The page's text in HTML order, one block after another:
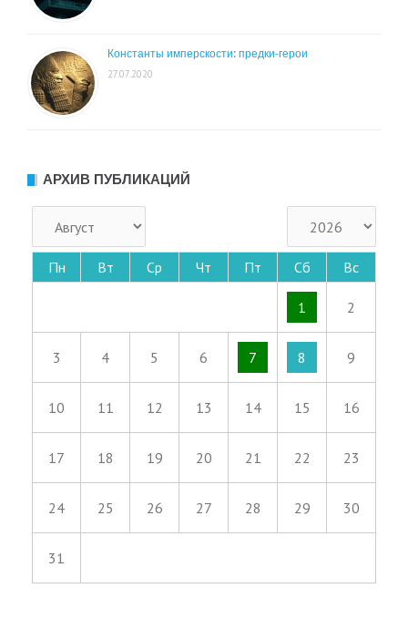
Константы имперскости: предки-герои
27.07.2020
АРХИВ ПУБЛИКАЦИЙ
Пн Вт Ср Чт Пт Сб Вс
1 2
3 4 5 6 7 8 9
10 11 12 13 14 15 16
17 18 19 20 21 22 23
24 25 26 27 28 29 30
31